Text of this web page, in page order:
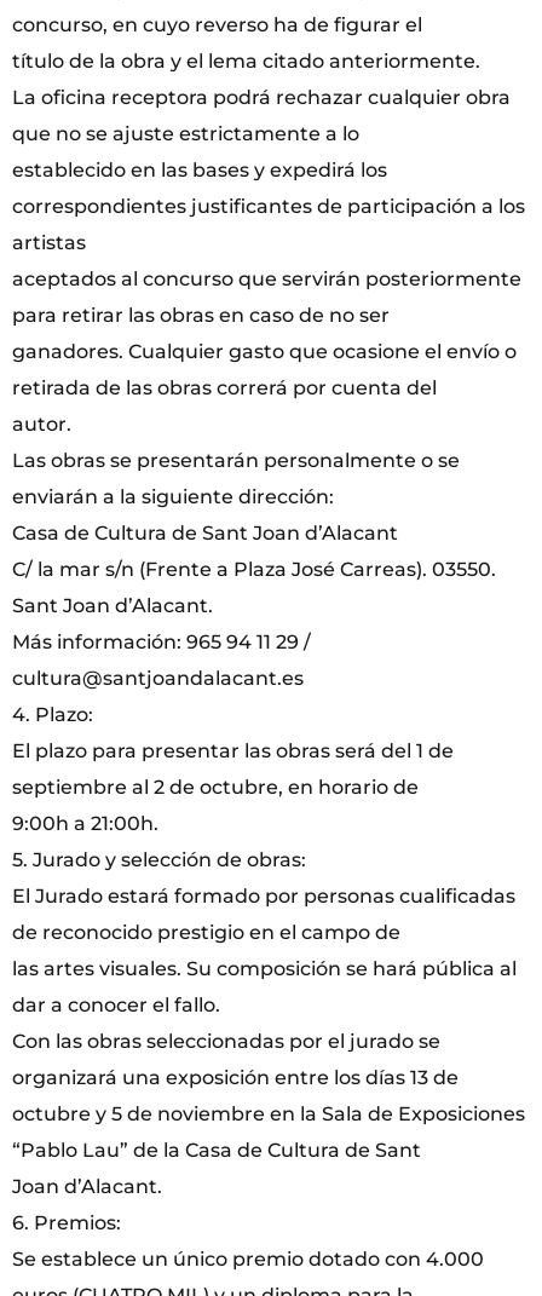
concurso, en cuyo reverso ha de figurar el
título de la obra y el lema citado anteriormente.
La oficina receptora podrá rechazar cualquier obra
que no se ajuste estrictamente a lo
establecido en las bases y expedirá los
correspondientes justificantes de participación a los
artistas
aceptados al concurso que servirán posteriormente
para retirar las obras en caso de no ser
ganadores. Cualquier gasto que ocasione el envío o
retirada de las obras correrá por cuenta del
autor.
Las obras se presentarán personalmente o se
enviarán a la siguiente dirección:
Casa de Cultura de Sant Joan d’Alacant
C/ la mar s/n (Frente a Plaza José Carreas). 03550.
Sant Joan d’Alacant.
Más información: 965 94 11 29 /
cultura@santjoandalacant.es
4. Plazo:
El plazo para presentar las obras será del 1 de
septiembre al 2 de octubre, en horario de
9:00h a 21:00h.
5. Jurado y selección de obras:
El Jurado estará formado por personas cualificadas
de reconocido prestigio en el campo de
las artes visuales. Su composición se hará pública al
dar a conocer el fallo.
Con las obras seleccionadas por el jurado se
organizará una exposición entre los días 13 de
octubre y 5 de noviembre en la Sala de Exposiciones
“Pablo Lau” de la Casa de Cultura de Sant
Joan d’Alacant.
6. Premios:
Se establece un único premio dotado con 4.000